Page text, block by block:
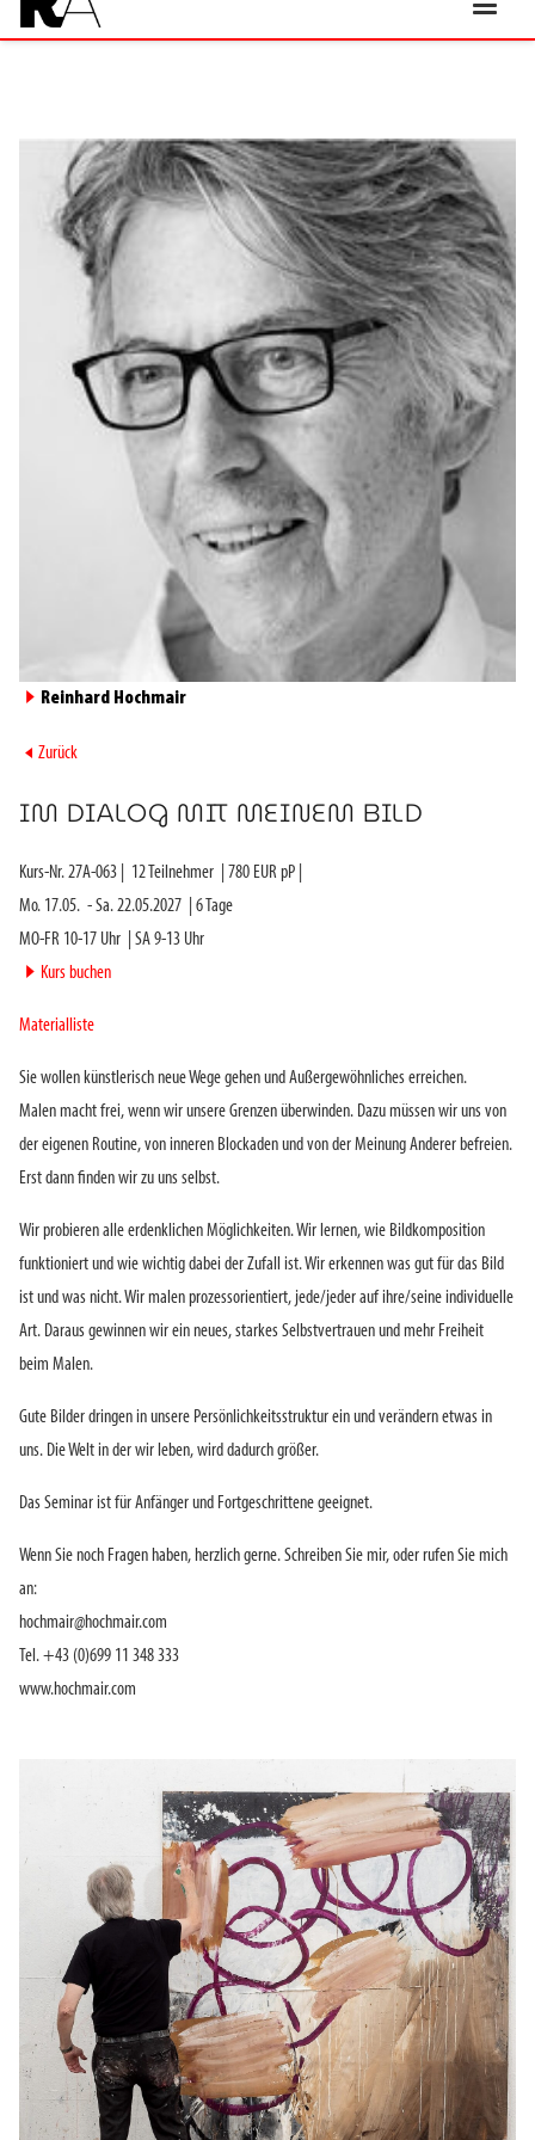
► Reinhard Hochmair
► Zurück
IM DIALOG MIT MEINEM BILD
Kurs-Nr.27A-063 12 Teilnehmer 780 EUR pP |
Mo. 17.05. -Sa. 22.05.2027 6 Tage
MO-FR 10-17 Uhr
SA 9-13 Uhr
► Kurs buchen
Materialliste
Sie wollen künstlerisch neue Wege gehen und Außergewöhnliches erreichen.
Malen macht frei, wenn wir unsere Grenzen überwinden. Dazu müssen wir uns von
der eigenen Routine, von inneren Blockaden und von der Meinung Anderer befreien.
Erst dann finden wir zu uns selbst.
Wir probieren alle erdenklichen Möglichkeiten. Wir lernen, wie Bildkomposition
funktioniert und wie wichtig dabei der Zufall ist. Wir erkennen was gut für das Bild
ist und was nicht. Wir malen prozessorientiert, jede/jeder auf ihre/seine individuelle
Art. Daraus gewinnen wir ein neues, starkes Selbstvertrauen und mehr Freiheit
beim Malen.
Gute Bilder dringen in unsere Persönlichkeitsstruktur ein und verändern etwas in
uns. Die Welt in der wir leben, wird dadurch größer.
Das Seminar ist für Anfänger und Fortgeschrittene geeignet.
Wenn Sie noch Fragen haben, herzlich gerne. Schreiben Sie mir, oder rufen Sie mich
an:
hochmair@hochmair.com
Tel. +43 (0)699 11 348 333
www.hochmair.com